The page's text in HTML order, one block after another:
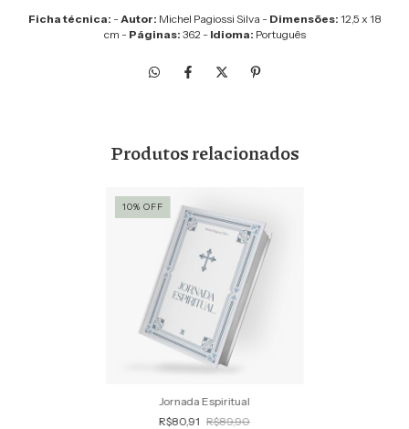
Ficha técnica: - Autor: Michel Pagiossi Silva - Dimensões: 12,5 x 18
cm - Páginas: 362 - Idioma: Português
Produtos relacionados
10% OFF
Jornada Espiritual
R$80,91 R$89,90